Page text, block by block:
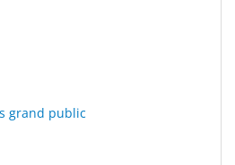
grand public
à ultrasons grand public